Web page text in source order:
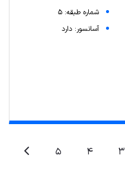
شماره طبقه: 5
آسانسور: دارد
3
4
5